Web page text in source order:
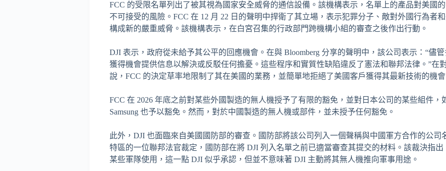
FCC 的受限名單列出了被其視為國家安全威脅的通信設備。該機構表示，名單上的產品對美國
不可接受的風險。FCC 在 12 月 22 日的聲明中捍衛了其立場，表示犯罪分子、敵對外國行為者
構成新的嚴重威脅。該機構表示，在白宮召集的行政部門跨機構小組的審查之後作出行動。
DJI 表示，政府從未給予其公平的回應機會。在與 Bloomberg 分享的聲明中，該公司表示：“儘
獲得機會提供信息以解決或反駁任何擔憂。這些程序和實質性缺陷違反了憲法和聯邦法律。”在
說，FCC 的決定草率地限制了其在美國的業務，並簡單地拒絕了美國客戶獲得其最新技術的機
FCC 在 2026 年底之前對某些外國製造的無人機授予了有限的豁免，並對日本公司的某些組件，
Samsung 也予以豁免。然而，對於中國製造的無人機或部件，並未授予任何豁免。
此外，DJI 也面臨來自美國國防部的審查。國防部將該公司列入一個聲稱與中國軍方合作的公司
特區的一位聯邦法官裁定，國防部在將 DJI 列入名單之前已適當審查其提交的材料。該裁決指
某些軍隊使用，這一點 DJI 似乎承認，但並不意味著 DJI 主動將其無人機推向軍事用途。